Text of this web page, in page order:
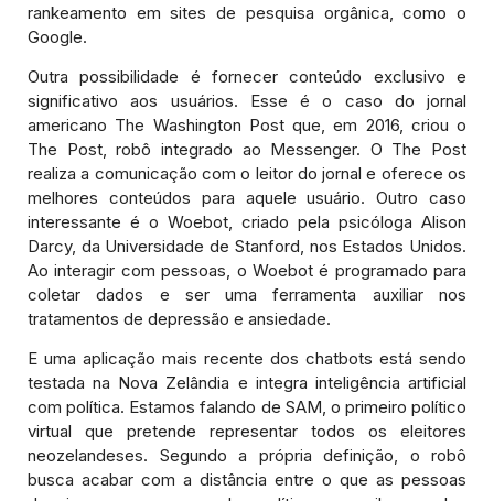
rankeamento em sites de pesquisa orgânica, como o
Google.
Outra possibilidade é fornecer conteúdo exclusivo e
significativo aos usuários. Esse é o caso do jornal
americano The Washington Post que, em 2016, criou o
The Post, robô integrado ao Messenger. O The Post
realiza a comunicação com o leitor do jornal e oferece os
melhores conteúdos para aquele usuário. Outro caso
interessante é o Woebot, criado pela psicóloga Alison
Darcy, da Universidade de Stanford, nos Estados Unidos.
Ao interagir com pessoas, o Woebot é programado para
coletar dados e ser uma ferramenta auxiliar nos
tratamentos de depressão e ansiedade.
E uma aplicação mais recente dos chatbots está sendo
testada na Nova Zelândia e integra inteligência artificial
com política. Estamos falando de SAM, o primeiro político
virtual que pretende representar todos os eleitores
neozelandeses. Segundo a própria definição, o robô
busca acabar com a distância entre o que as pessoas